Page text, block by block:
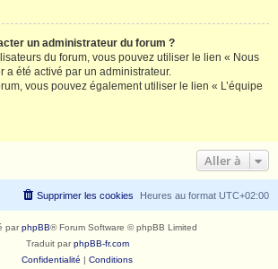
un administrateur du forum ?
du forum, vous pouvez utiliser le lien « Nous
a été activé par un administrateur.
vous pouvez également utiliser le lien « L’équipe
Aller à
Heures au format UTC+02:00
Supprimer les cookies
parphpBB® Forum Software © phpBB Limited
Traduit parphpBB-fr.com
Confidentialité | Conditions